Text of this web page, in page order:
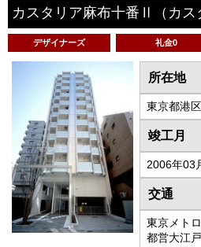
カスタリア麻布十番Ⅱ （カ
デザイナーズ 礼金0
所在地
東京都港
竣工月
2006年03
交通
東京メト
都営大江